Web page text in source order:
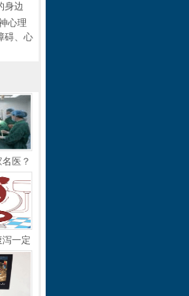
身边
心理
碍、心
医？
泻一定